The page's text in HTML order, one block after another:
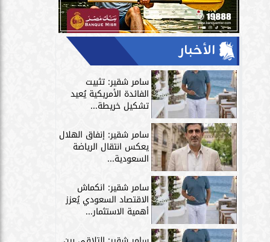
الأخبار
سامر شقير: تثبيت
الفائدة الأمريكية يُعيد
تشكيل خريطة...
سامر شقير: إنفاق الهلال
يعكس انتقال الرياضة
السعودية...
سامر شقير: انكماش
الاقتصاد السعودي يُعزز
أهمية الاستثمار...